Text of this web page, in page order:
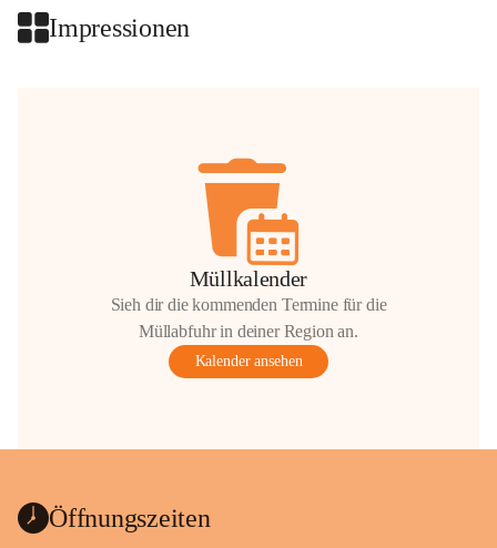
Impressionen
Müllkalender
Sieh dir die kommenden Termine für die
Müllabfuhr in deiner Region an.
Kalender ansehen
Öffnungszeiten